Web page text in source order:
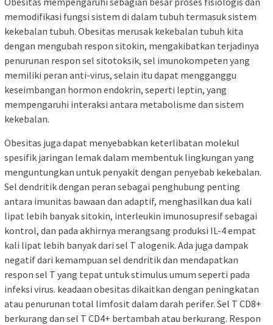
memodifikasi fungsi sistem di dalam tubuh termasuk sistem
kekebalan tubuh. Obesitas merusak kekebalan tubuh kita
dengan mengubah respon sitokin, mengakibatkan terjadinya
penurunan respon sel sitotoksik, sel imunokompeten yang
memiliki peran anti-virus, selain itu dapat mengganggu
keseimbangan hormon endokrin, seperti leptin, yang
mempengaruhi interaksi antara metabolisme dan sistem
kekebalan.
Obesitas juga dapat menyebabkan keterlibatan molekul
spesifik jaringan lemak dalam membentuk lingkungan yang
menguntungkan untuk penyakit dengan penyebab kekebalan.
Sel dendritik dengan peran sebagai penghubung penting
antara imunitas bawaan dan adaptif, menghasilkan dua kali
lipat lebih banyak sitokin, interleukin imunosupresif sebagai
kontrol, dan pada akhirnya merangsang produksi IL-4 empat
kali lipat lebih banyak dari sel T alogenik. Ada juga dampak
negatif dari kemampuan sel dendritik dan mendapatkan
respon sel T yang tepat untuk stimulus umum seperti pada
infeksi virus. keadaan obesitas dikaitkan dengan peningkatan
atau penurunan total limfosit dalam darah perifer. Sel T CD8+
berkurang dan sel T CD4+ bertambah atau berkurang. Respon